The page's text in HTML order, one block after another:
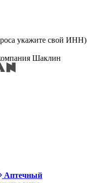
укажите свой ИНН)
Шаклин
Аптечный